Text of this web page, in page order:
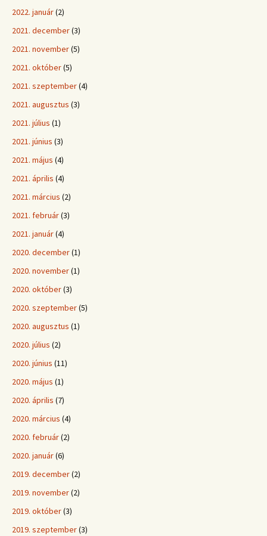
2022. január(2)
2021. december(3)
2021. november(5)
2021. október(5)
2021. szeptember(4)
2021. augusztus (3)
2021. július (1)
2021. június (3)
2021. május (4)
2021. április (4)
2021. március (2)
2021. február(3)
2021. január(4)
2020. december(1)
2020. november(1)
2020. október(3)
2020. szeptember(5)
2020. augusztus (1)
2020. július (2)
2020. június (11)
2020. május (1)
2020. április (7)
2020. március (4)
2020. február(2)
2020. január(6)
2019. december(2)
2019. november(2)
2019. október(3)
2019. szeptember(3)